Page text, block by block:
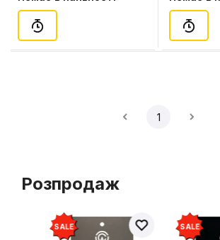
1
Розпродаж
SALE SALE